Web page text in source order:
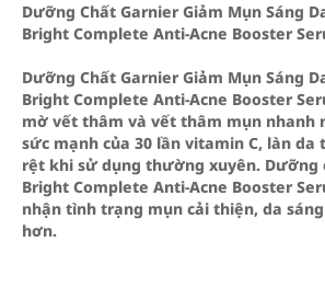
Dưỡng Chất Garnier Giảm Mụn Sáng
Bright Complete Anti-Acne Booster
Dưỡng Chất Garnier Giảm Mụn Sáng
Bright Complete Anti-Acne Booster
mờ vết thâm và vết thâm mụn nhanh
sức mạnh của 30 lần vitamin C, làn da
rệt khi sử dụng thường xuyên. Dưỡng
Bright Complete Anti-Acne Booster
nhận tình trạng mụn cải thiện, da
hơn.